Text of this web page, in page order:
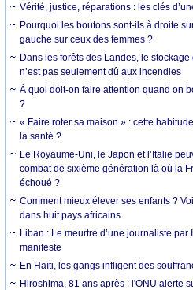
Vérité, justice, réparations : les clés
Pourquoi les boutons sont-ils à droite
gauche sur ceux des femmes ?
Dans les forêts des Landes, le stockage
n’est pas seulement dû aux incendies
À quoi doit-on faire attention quand on
?
« Faire roter sa maison » : cette
la santé ?
Le Royaume-Uni, le Japon et l’Italie
combat de sixième génération là où la
échoué ?
Comment mieux élever ses enfants ?
dans huit pays africains
Liban : Le meurtre d’une journaliste
manifeste
En Haïti, les gangs infligent des
Hiroshima, 81 ans après : l'ONU alerte